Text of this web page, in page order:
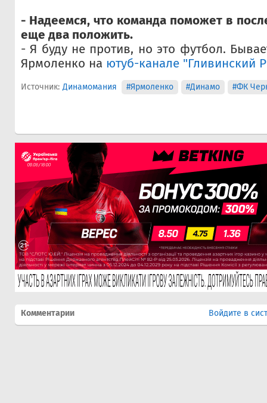
- Надеемся, что команда поможет в
еще два положить.
- Я буду не против, но это футбол.
Ярмоленко на ютуб-канале "Гливинский
Источник: Динамомания #Ярмоленко #Динамо #ФК
Комментарии Войдите в